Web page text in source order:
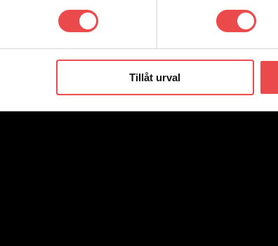
Tillåt urval
1977 av två unga racingförare i Torino som drömde om att